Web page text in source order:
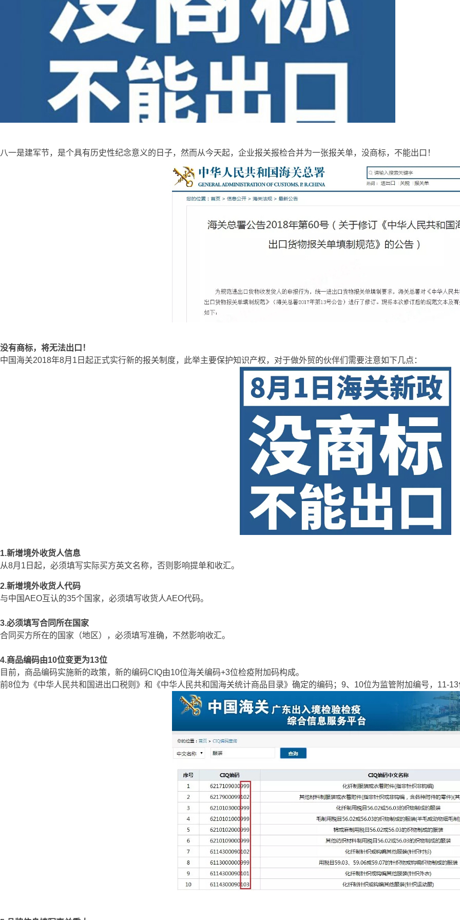
八一是建军节，是个具有历史性纪念意义的日子，然而从今天起，企业报关报检合并为一张报关单，没商标，不能出口！
没有商标，将无法出口！
中国海关2018年8月1日起正式实行新的报关制度，此举主要保护知识产权，对于做外贸的伙伴们需要注意如下几点：
1.新增境外收货人信息
从8月1日起，必须填写实际买方英文名称，否则影响提单和收汇。
2.新增境外收货人代码
与中国AEO互认的35个国家，必须填写收货人AEO代码。
3.必须填写合同所在国家
合同买方所在的国家（地区），必须填写准确，不然影响收汇。
4.商品编码由10位变更为13位
目前，商品编码实施新的政策，新的编码CIQ由10位海关编码+3位检疫附加码构成。
前8位为《中华人民共和国进出口税则》和《中华人民共和国海关统计商品目录》确定的编码；9、10位为监管附加编号，11-13